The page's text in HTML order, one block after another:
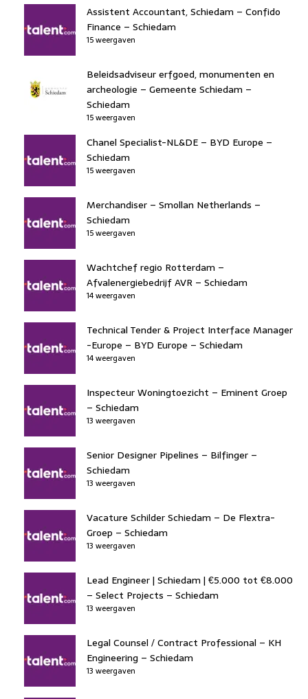
Assistent Accountant, Schiedam – Confido
Finance – Schiedam
15 weergaven
Beleidsadviseur erfgoed, monumenten en
archeologie – Gemeente Schiedam –
Schiedam
15 weergaven
Chanel Specialist-NL&DE – BYD Europe –
Schiedam
15 weergaven
Merchandiser – Smollan Netherlands –
Schiedam
15 weergaven
Wachtchef regio Rotterdam –
Afvalenergiebedrijf AVR – Schiedam
14 weergaven
Technical Tender & Project Interface Manager
-Europe – BYD Europe – Schiedam
14 weergaven
Inspecteur Woningtoezicht – Eminent Groep
– Schiedam
13 weergaven
Senior Designer Pipelines – Bilfinger –
Schiedam
13 weergaven
Vacature Schilder Schiedam – De Flextra-
Groep – Schiedam
13 weergaven
Lead Engineer | Schiedam | €5.000 tot €8.000
– Select Projects – Schiedam
13 weergaven
Legal Counsel / Contract Professional – KH
Engineering – Schiedam
13 weergaven